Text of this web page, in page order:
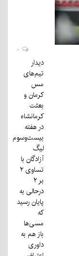
دیدار
تیم‌های
مس
کرمان و
بعثت
کرمانشاه
در هفته
بیست‌وسوم
لیگ
آزادگان با
تساوی ۲
بر ۲
درحالی به
پایان رسید
که
مسی‌ها
باز هم به
داوری